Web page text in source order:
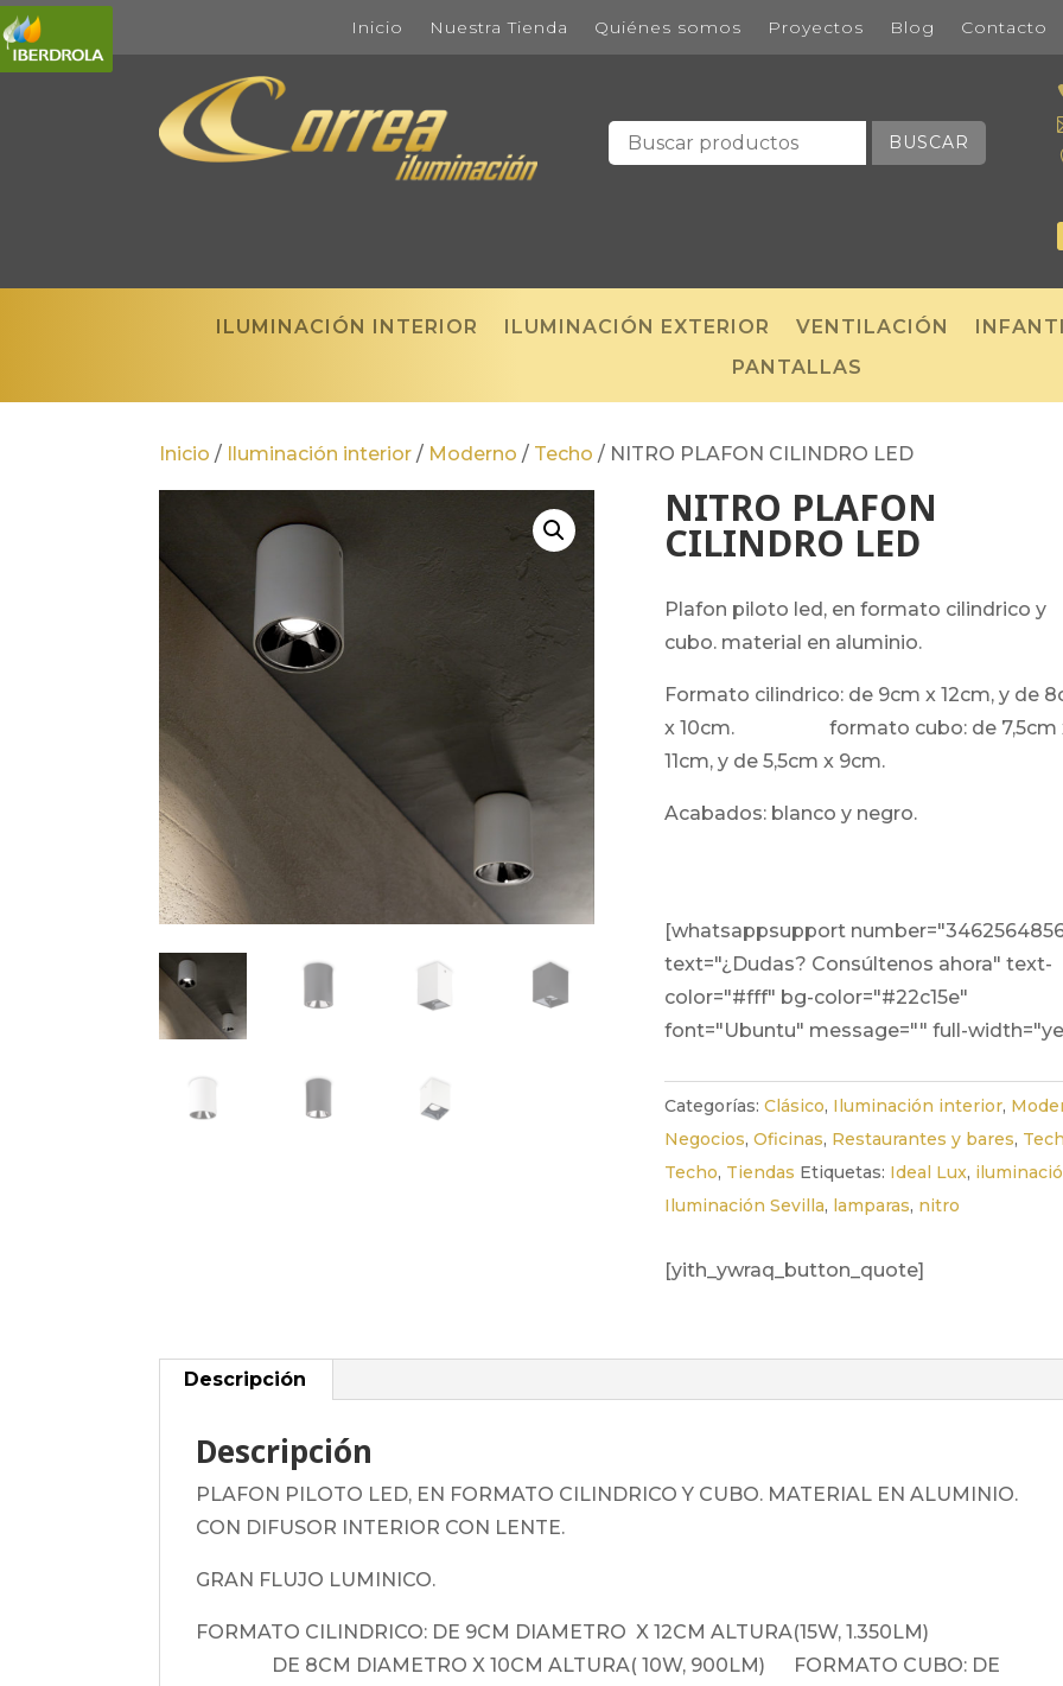
Inicio Nuestra Tienda Quiénes somos Proyectos Blog Contacto
BUSCAR
ILUMINACIÓN INTERIOR ILUMINACIÓN EXTERIOR VENTILACIÓN
PANTALLAS
Inicio / Iluminación interior / Moderno / Techo / NITRO PLAFON CILINDRO LED
NITRO PLAFON
CILINDRO LED
plafon piloto led, en formato cilindrico y
cubo. material en aluminio.
formato cilindrico: de 9cm x 12cm, y de 8cm
x 10cm. formato cubo: de 7,5cm
11cm, y de 5,5cm x 9cm.
acabados: blanco y negro.
[whatsappsupport
text="¿Dudas? Consúltenos ahora" text-
color="#fff" bg-color="#22c15e"
font="Ubuntu" message="" full-
Categorías: Clásico, Iluminación interior,
Negocios, Oficinas, Restaurantes y bares,
Techo, Tiendas Etiquetas: Ideal Lux,
Iluminación Sevilla, lamparas, nitro
[yith_ywraq_button_quote]
Descripción
Descripción
PLAFON PILOTO LED, EN FORMATO CILINDRICO Y CUBO. MATERIAL EN ALUMINIO.
CON DIFUSOR INTERIOR CON LENTE.
GRAN FLUJO LUMINICO.
FORMATO CILINDRICO: DE 9CM DIAMETRO X 12CM ALTURA(15W, 1.350LM)
DE 8CM DIAMETRO X 10CM ALTURA( 10W, 900LM) FORMATO CUBO: DE